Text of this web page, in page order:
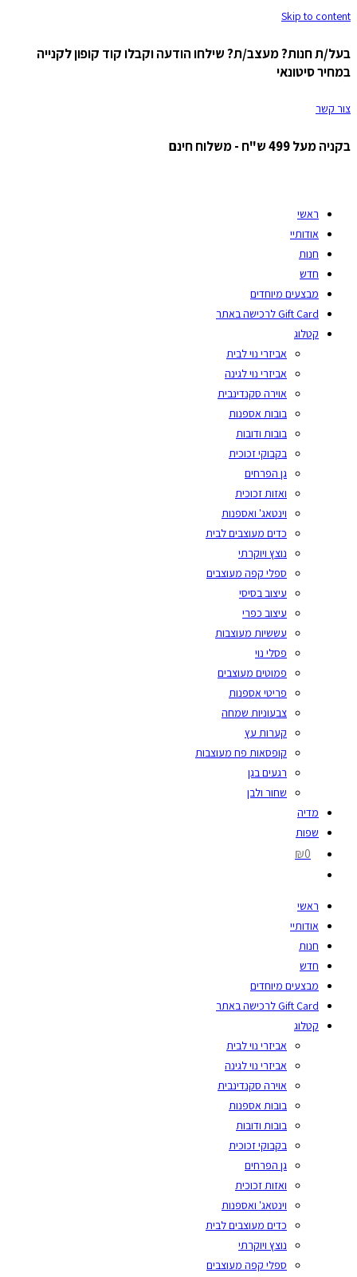
Skip to content
בעל/ת חנות? מעצב/ת? שילחו הודעה וקבלו קוד קופון לקנייה
במחיר סיטונאי
צור קשר
בקניה מעל 499 ש"ח - משלוח חינם
ראשי
אודותיי
חנות
חדש
מבצעים מיוחדים
Gift Card לרכישה באתר
קטלוג
אביזרי נוי לבית
אביזרי נוי לגינה
אוירה סקנדינבית
בובות אספנות
בובות ודובות
בקבוקי זכוכית
גן הפרחים
ואזות זכוכית
וינטאג' ואספנות
כדים מעוצבים לבית
נוצץ ויוקרתי
ספלי קפה מעוצבים
עיצוב בסיסי
עיצוב כפרי
עששיות מעוצבות
פסלי נוי
פמוטים מעוצבים
פריטי אספנות
צבעוניות שמחה
קערות עץ
קופסאות פח מעוצבות
רגעים בגן
שחור ולבן
מדיה
שפות
₪0
ראשי
אודותיי
חנות
חדש
מבצעים מיוחדים
Gift Card לרכישה באתר
קטלוג
אביזרי נוי לבית
אביזרי נוי לגינה
אוירה סקנדינבית
בובות אספנות
בובות ודובות
בקבוקי זכוכית
גן הפרחים
ואזות זכוכית
וינטאג' ואספנות
כדים מעוצבים לבית
נוצץ ויוקרתי
ספלי קפה מעוצבים